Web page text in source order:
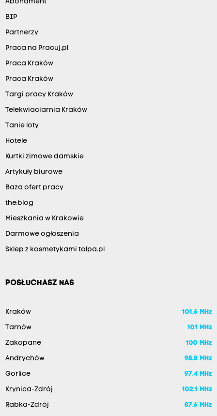
Abonament
BIP
Partnerzy
Praca na Pracuj.pl
Praca Kraków
Praca Kraków
Targi pracy Kraków
Telekwiaciarnia Kraków
Tanie loty
Hotele
Kurtki zimowe damskie
Artykuły biurowe
Baza ofert pracy
the:blog
Mieszkania w Krakowie
Darmowe ogłoszenia
Sklep z kosmetykami tolpa.pl
POSŁUCHASZ NAS
Kraków 101.6 MHz
Tarnów 101 MHz
Zakopane 100 MHz
Andrychów 98.8 MHz
Gorlice 97.4 MHz
Krynica-Zdrój 102.1 MHz
Rabka-Zdrój 87.6 MHz